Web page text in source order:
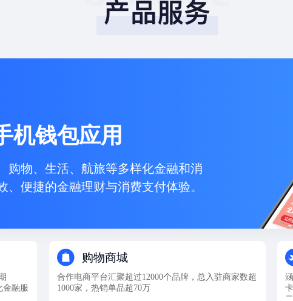
机钱包应用
购物、生活、航旅等多样化金融和消
便捷的金融理财与消费支付体验。
金融服
购物商城
合作电商平台汇聚超过12000个品牌，总入驻商家数超
1000家，热销单品超70万